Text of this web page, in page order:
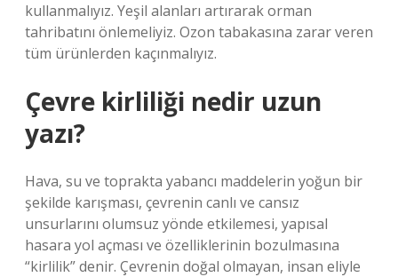
kullanmalıyız. Yeşil alanları artırarak orman
tahribatını önlemeliyiz. Ozon tabakasına zarar veren
tüm ürünlerden kaçınmalıyız.
Çevre kirliliği nedir uzun
yazı?
Hava, su ve toprakta yabancı maddelerin yoğun bir
şekilde karışması, çevrenin canlı ve cansız
unsurlarını olumsuz yönde etkilemesi, yapısal
hasara yol açması ve özelliklerinin bozulmasına
“kirlilik” denir. Çevrenin doğal olmayan, insan eliyle